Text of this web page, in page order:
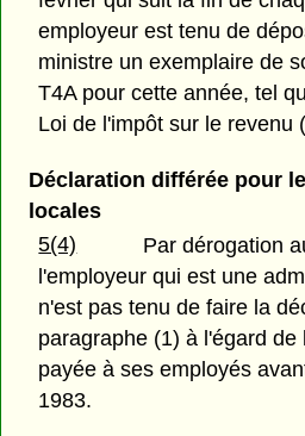
employeur est tenu de
ministre un exemplaire de
T4A pour cette année, tel
Loi de l'impôt sur le revenu
Déclaration différée pour
locales
5(4)
Par dérogation
l'employeur qui est une
n'est pas tenu de faire la
paragraphe (1) à l'égard de
payée à ses employés
1983.